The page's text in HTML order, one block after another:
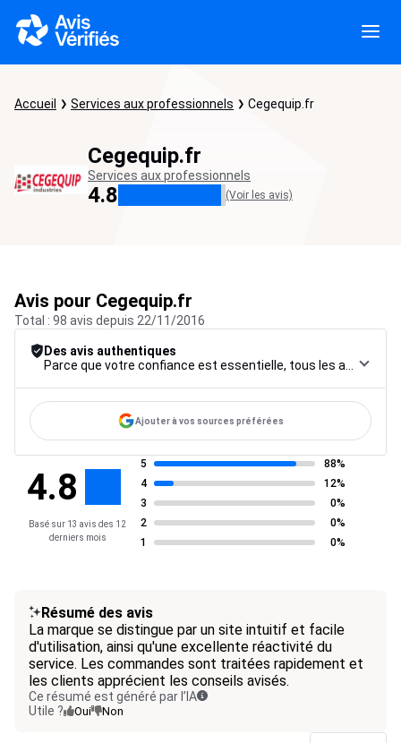
Accueil Services aux professionnels Cegequip.fr
Cegequip.fr
Services aux professionnels
4.8 (Voir les avis)
Avis pour Cegequip.fr
Total : 98 avis depuis 22/11/2016
Des avis authentiques
Ajouter à vos sources préférées
4.8
Basé sur 13 avis des 12
derniers mois
5
88%
4
12%
3
0%
2
0%
1
0%
Résumé des avis
La marque se distingue par un site intuitif et facile
d'utilisation, ainsi qu'une excellente réactivité du
service. Les commandes sont traitées rapidement et
les clients apprécient les conseils avisés.
Ce résumé est généré par l’IA
Utile ?
Oui Non